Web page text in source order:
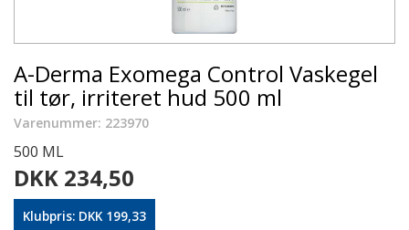
A-Derma Exomega Control Vaskegel
til tør, irriteret hud 500 ml
Varenummer: 223970
500 ML
DKK 234,50
Klubpris: DKK 199,33